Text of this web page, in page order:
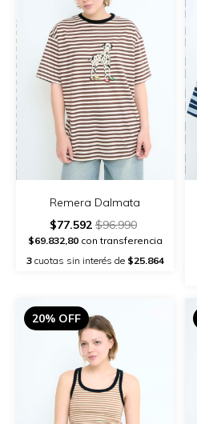
Remera Dalmata
$77.592$96.990
$69.832,80con transferencia
3cuotas sin interés de $25.864
20% OFF